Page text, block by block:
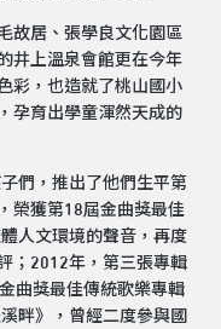
故居、張學良文化園區
井上溫泉會館更在今年
彩，也造就了桃山國小
孕育出學童渾然天成的
們，推出了他們生平第
榮獲第18屆金曲獎最佳
人文環境的聲音，再度
；2012年，第三張專輯
曲獎最佳傳統歌樂專輯
畔》，曾經二度參與國